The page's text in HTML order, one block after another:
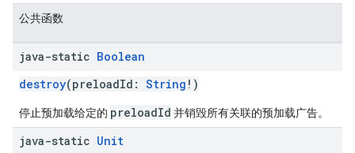
公共函数
java-static Boolean
destroy(preloadId: String !)
停止预加载给定的 preloadId 并销毁所有关联的预加载广告。
java-static Unit